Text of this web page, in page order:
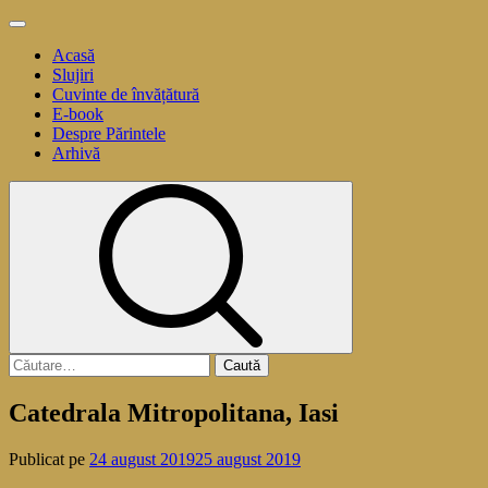
Sari
conținut
Meniu
principalAcasă
Slujiri
Cuvinte de învățătură
E-book
Despre Părintele
Arhivă
Caută
după:
Catedrala Mitropolitana, Iasi
Publicat pe 24 august 201925 august 2019